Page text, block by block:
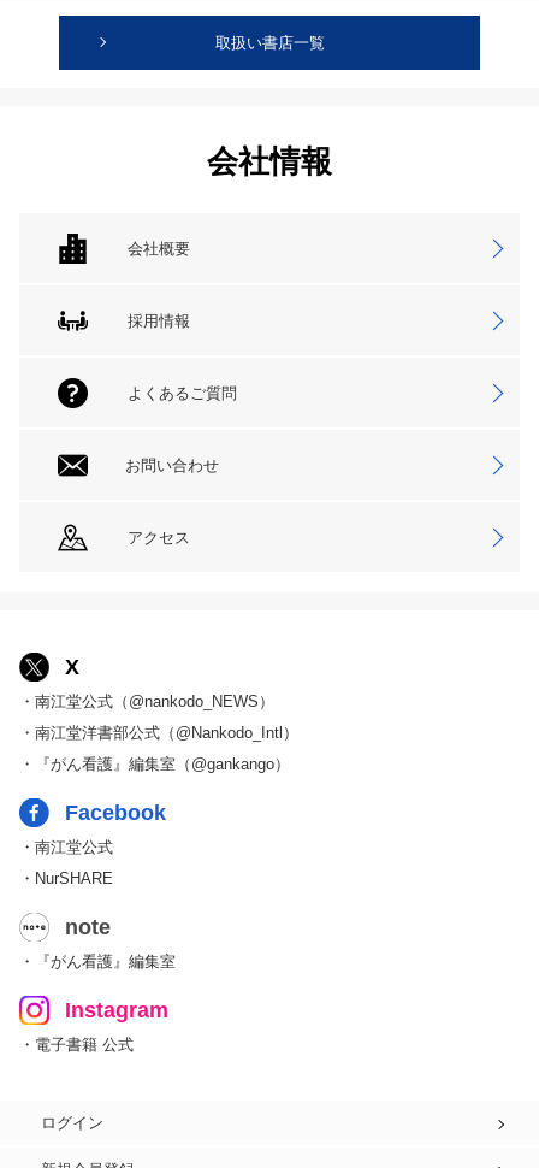
取扱い書店一覧
会社情報
会社概要
採用情報
よくあるご質問
お問い合わせ
アクセス
X
・南江堂公式（@nankodo_NEWS）
・南江堂洋書部公式（@Nankodo_Intl）
・『がん看護』編集室（@gankango）
Facebook
・南江堂公式
・NurSHARE
note
・『がん看護』編集室
Instagram
・電子書籍 公式
ログイン